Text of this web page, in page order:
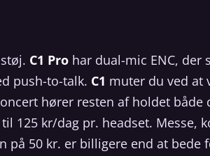
C1 Pro har dual-mic ENC, der
push-to-talk. C1 muter du ved at
hører resten af holdet både
125 kr/dag pr. headset. Messe,
50 kr. er billigere end at bede